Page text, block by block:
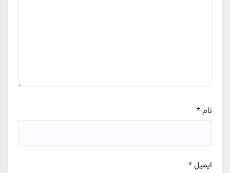
نام*
ایمیل*